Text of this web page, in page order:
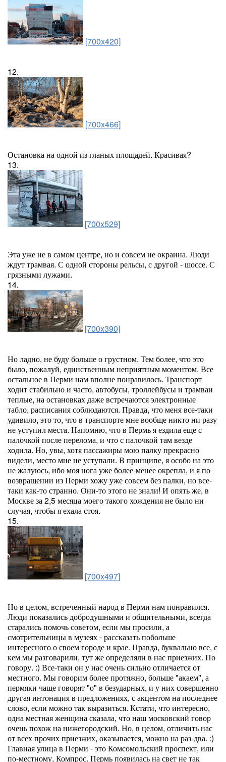
[700x420]
12.
[700x466]
Остановка на одной из гланых площадей. Красивая?
13.
[700x529]
Эта уже не в самом центре, но и совсем не окраина. Люди
ждут трамвая. С одной стороны рельсы, с другой - шоссе. С
грязными лужами.
14.
[700x390]
Но ладно, не буду больше о грустном. Тем более, что это
было, пожалуй, единственным неприятным моментом. Все
остальное в Перми нам вполне понравилось. Транспорт
ходит стабильно и часто, автобусы, троллейбусы и трамваи
теплые, на остановках даже встречаются электронные
табло, расписания соблюдаются. Правда, что меня все-таки
удивило, это то, что в транспорте мне вообще никто ни разу
не уступил места. Напомню, что в Пермь я ездила еще с
палочкой после перелома, и что с палочкой там везде
ходила. Но, увы, хотя пассажиры мою палку прекрасно
видели, место мне не уступали. В принципе, я особо на это
не жалуюсь, ибо моя нога уже более-менее окрепла, и я по
возвращении из Перми хожу уже совсем без палки, но все-
таки как-то странно. Они-то этого не знали! И опять же, в
Москве за 2,5 месяца моего такого хождения не было ни
случая, чтобы я ехала стоя.
15.
[700x497]
Но в целом, встреченный народ в Перми нам понравился.
Люди показались добродушными и общительными, всегда
старались помочь советом, если мы просили, а
смотрительницы в музеях - рассказать побольше
интересного о своем городе и крае. Правда, буквально все, с
кем мы разговарили, тут же определяли в нас приезжих. По
говору. :) Все-таки он у нас очень сильно отличается от
местного. Мы говорим более протяжно, больше "акаем", а
пермяки чаще говорят "о" в безударных, и у них совершенно
другая интонация в предложениях, с акцентом на последнее
слово, если можно так выразиться. Кстати, что интересно,
одна местная женщина сказала, что наш московский говор
очень похож на нижегородский. Но, в целом, отличить нас
от всех прочих приезжих, оказывается, можно на раз-два. :)
Главная улица в Перми - это Комсомольский проспект, или
по-местному, Компрос. Пермь появилась на свет не так